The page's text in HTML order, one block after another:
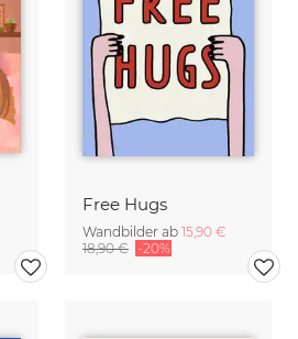
Free Hugs
Wandbilder ab 15,90 €
18,90 € -20%